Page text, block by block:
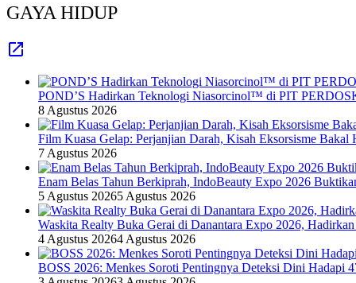
GAYA HIDUP
POND’S Hadirkan Teknologi Niasorcinol™ di PIT
8 Agustus 2026
Film Kuasa Gelap: Perjanjian Darah, Kisah Eksorsisme
7 Agustus 2026
Enam Belas Tahun Berkiprah, IndoBeauty Expo 2026
5 Agustus 20265 Agustus 2026
Waskita Realty Buka Gerai di Danantara Expo 2026,
4 Agustus 20264 Agustus 2026
BOSS 2026: Menkes Soroti Pentingnya Deteksi Dini Hadapi